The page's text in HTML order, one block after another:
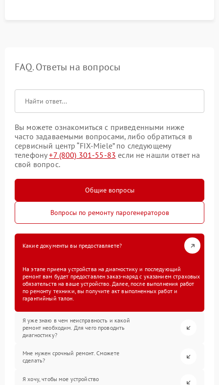
FAQ. Ответы на вопросы
Вы можете ознакомиться с приведенными ниже
часто задаваемыми вопросами, либо обратиться в
сервисный центр “FIX-Miele” по следующему
телефону+7 (800) 301-55-83 если не нашли ответ на
свой вопрос.
Общие вопросы
Вопросы по ремонту парогенераторов
Какие документы вы предоставляете?
На этапе приема устройства на диагностику и последующий
ремонт вам будет предоставлен заказ-наряд с указанием страховых
обязательств на ваше устройство. Далее, после выполнения работ
по ремонту техники, вы получите акт выполненных работ и
гарантийный талон.
Я уже знаю в чем неисправность и какой
ремонт необходим. Для чего проводить
диагностику?
Мне нужен срочный ремонт. Сможете
сделать?
Я хочу, чтобы мое устройство